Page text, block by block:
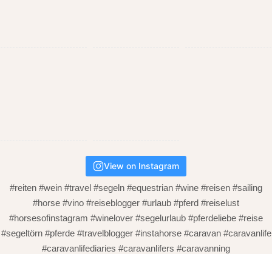
View on Instagram
#reiten #wein #travel #segeln #equestrian #wine #reisen #sailing
#horse #vino #reiseblogger #urlaub #pferd #reiselust
#horsesofinstagram #winelover #segelurlaub #pferdeliebe #reise
#segeltörn #pferde #travelblogger #instahorse #caravan #caravanlife
#caravanlifediaries #caravanlifers #caravanning